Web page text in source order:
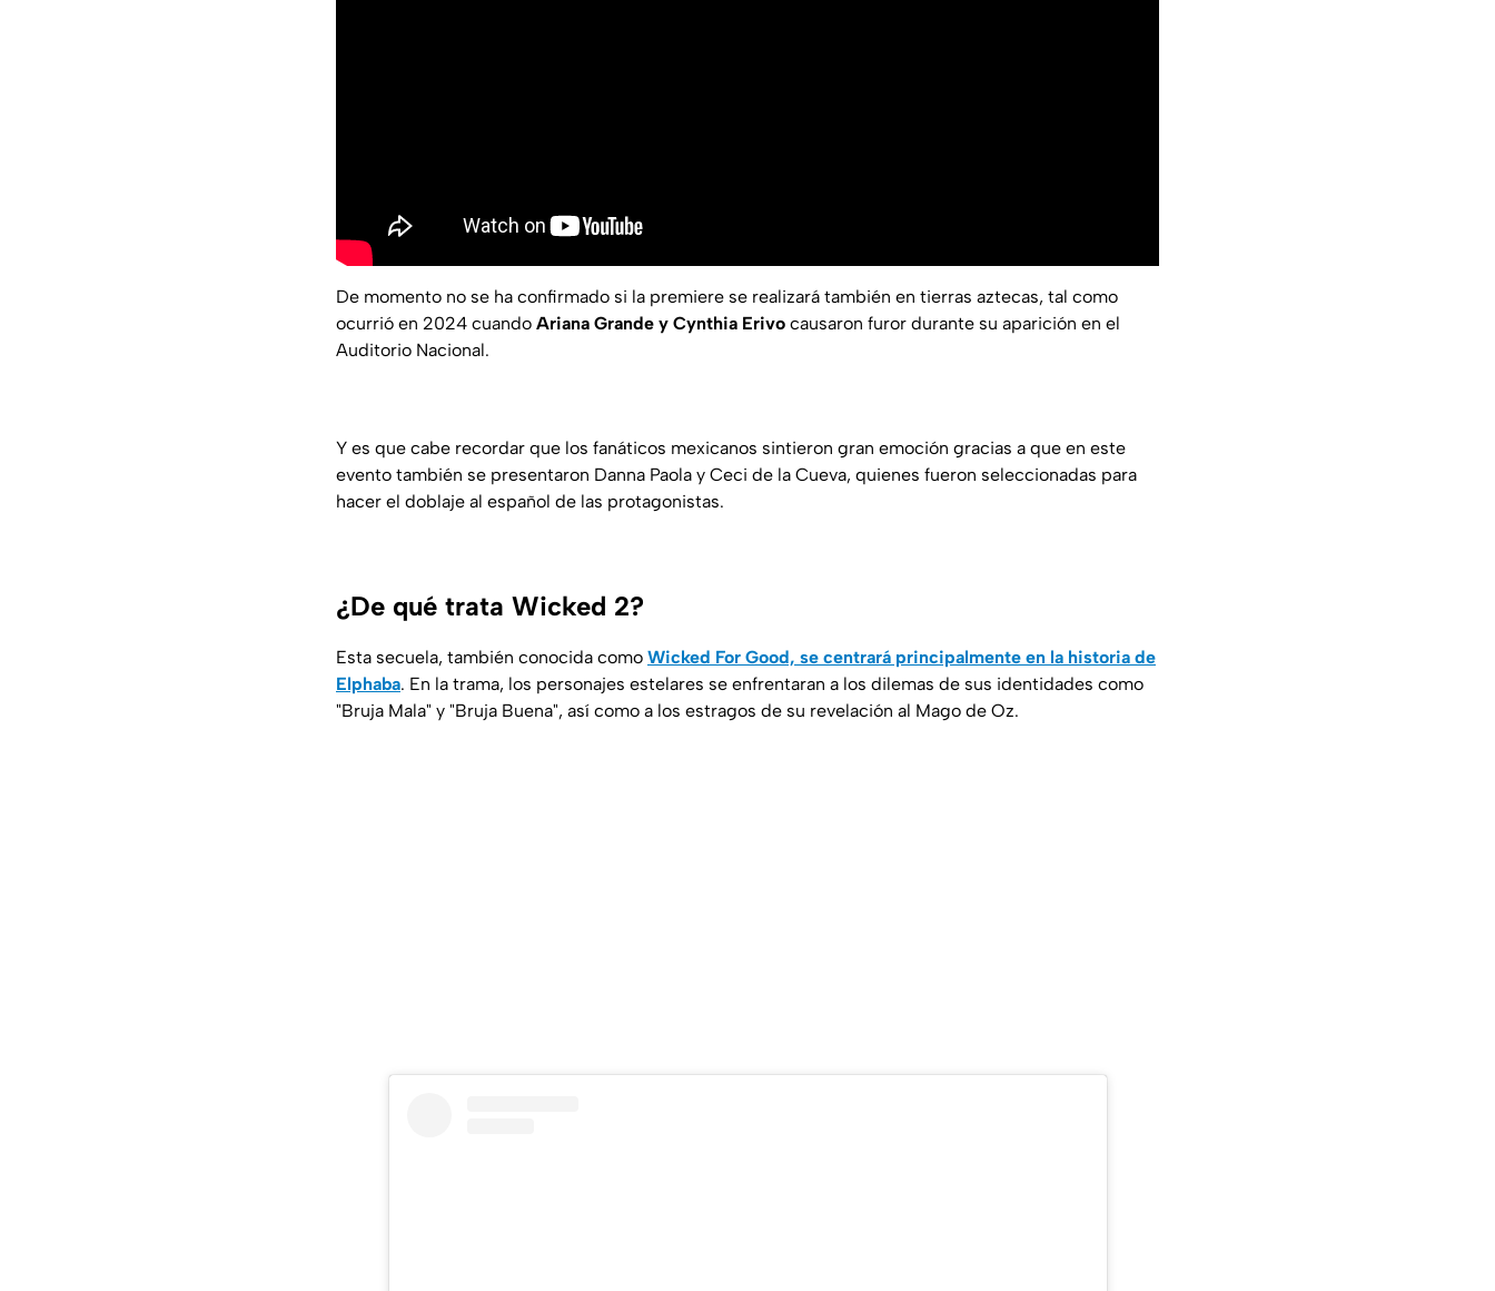
De momento no se ha confirmado si la premiere se realizará también en tierras aztecas, tal como
ocurrió en 2024 cuando Ariana Grande y Cynthia Erivo causaron furor durante su aparición en el
Auditorio Nacional.
Y es que cabe recordar que los fanáticos mexicanos sintieron gran emoción gracias a que en este
evento también se presentaron Danna Paola y Ceci de la Cueva, quienes fueron seleccionadas para
hacer el doblaje al español de las protagonistas.
¿De qué trata Wicked 2?
Esta secuela, también conocida como Wicked For Good, se centrará principalmente en la historia de
Elphaba. En la trama, los personajes estelares se enfrentaran a los dilemas de sus identidades como
"Bruja Mala" y "Bruja Buena", así como a los estragos de su revelación al Mago de Oz.